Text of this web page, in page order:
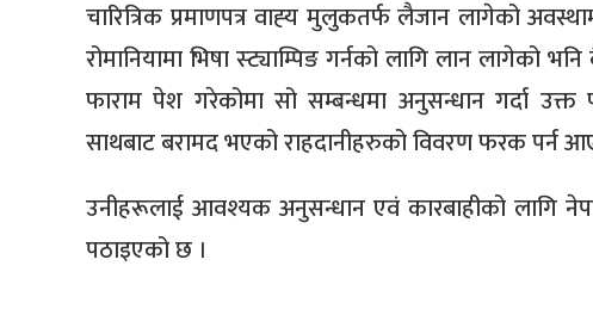
चारित्रिक प्रमाणपत्र वाह्‍य मुलुकतर्फ लैजान लागेको
रोमानियामा भिषा स्ट्याम्पिङ गर्नको लागि लान लागेको
फाराम पेश गरेकोमा सो सम्बन्धमा अनुसन्धान गर्दा
साथबाट बरामद भएको राहदानीहरुको विवरण फरक पर्न
उनीहरूलाई आवश्यक अनुसन्धान एवं कारबाहीको लागि
पठाइएको छ ।